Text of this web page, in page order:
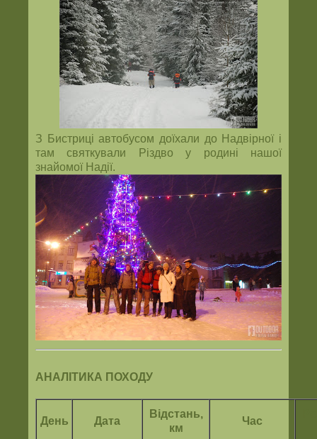
З Бистриці автобусом доїхали до Надвірної і
там святкували Різдво у родині нашої
знайомої Надії.
АНАЛІТИКА ПОХОДУ
День Дата
Відстань,
км
Час